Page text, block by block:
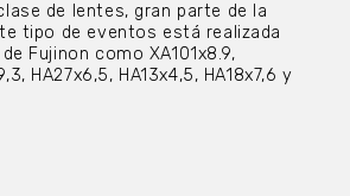
de lentes, gran parte de la
tipo de eventos está realizada
Fujinon como XA101x8.9,
HA27x6,5, HA13x4,5, HA18x7,6 y